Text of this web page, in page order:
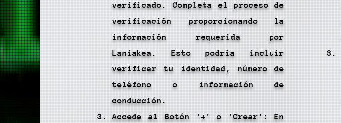
verificado. Completa el proceso de
verificación proporcionando la
información requerida por
Laniakea. Esto podría incluir
verificar tu identidad, número de
teléfono o información de
conducción.
Accede al Botón '+' o 'Crear': En